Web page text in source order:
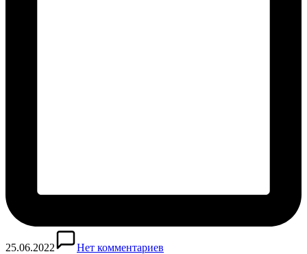
25.06.2022
Нет комментариев